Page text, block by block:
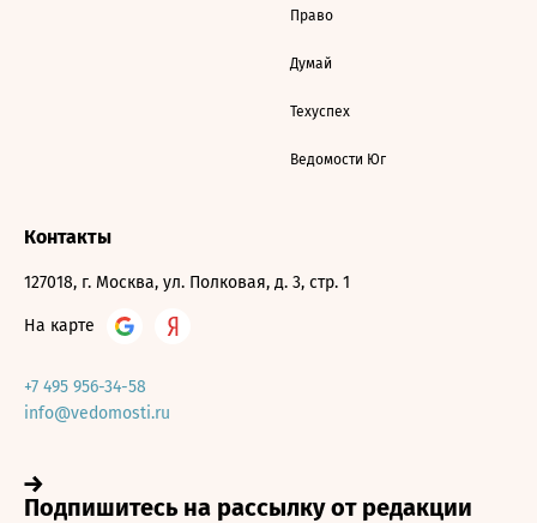
Право
Думай
Техуспех
Ведомости Юг
Контакты
127018, г. Москва, ул. Полковая, д. 3, стр. 1
На карте
+7 495 956-34-58
info@vedomosti.ru